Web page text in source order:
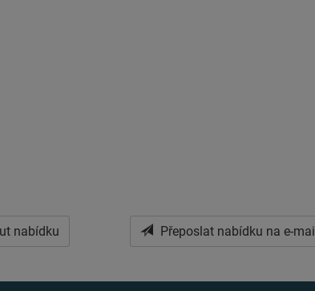
nabídku Přeposlat nabídku na e-mail